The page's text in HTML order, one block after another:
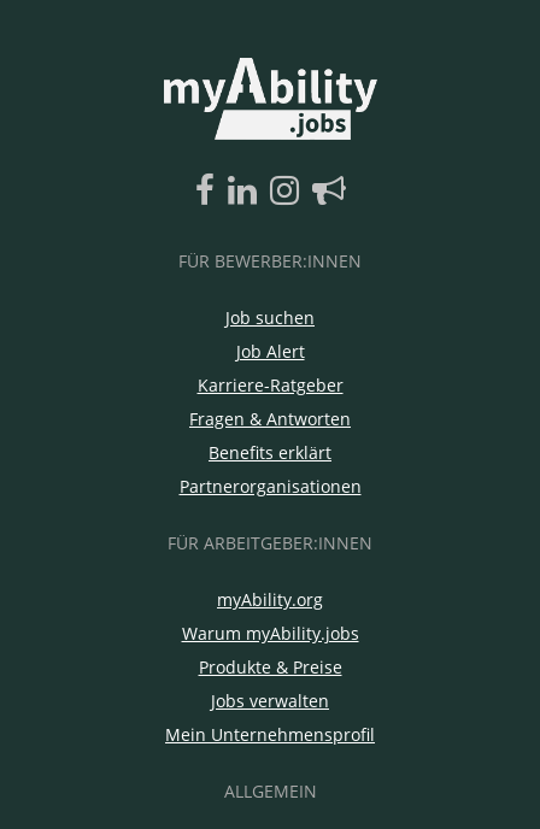
FÜR BEWERBER:INNEN
Job suchen
Job Alert
Karriere-Ratgeber
Fragen & Antworten
Benefits erklärt
Partnerorganisationen
FÜR ARBEITGEBER:INNEN
myAbility.org
Warum myAbility.jobs
Produkte & Preise
Jobs verwalten
Mein Unternehmensprofil
ALLGEMEIN